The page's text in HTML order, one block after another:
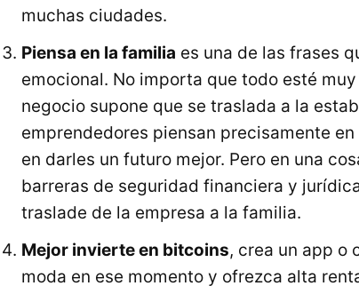
muchas ciudades.
Piensa en la familia es una de las frases
emocional. No importa que todo esté
negocio supone que se traslada a la
emprendedores piensan precisamente
en darles un futuro mejor. Pero en una
barreras de seguridad financiera y
traslade de la empresa a la familia.
Mejor invierte en bitcoins, crea un app o
moda en ese momento y ofrezca alta